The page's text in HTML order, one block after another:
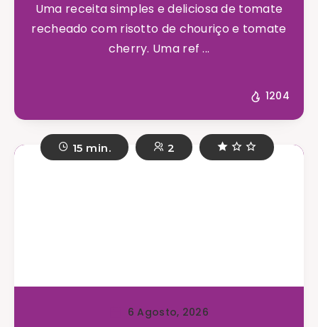
Uma receita simples e deliciosa de tomate
recheado com risotto de chouriço e tomate
cherry. Uma ref ...
1204
15 min. 2
6 Agosto, 2026